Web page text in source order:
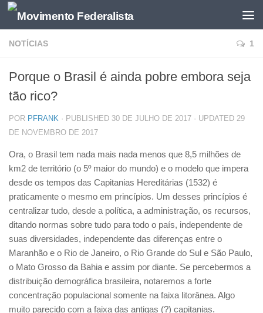
NOTÍCIAS 1
Porque o Brasil é ainda pobre embora seja
tão rico?
POR PFRANK · PUBLISHED 30 DE JULHO DE 2017 · UPDATED 29
DE NOVEMBRO DE 2017
Ora, o Brasil tem nada mais nada menos que 8,5 milhões de
km2 de território (o 5º maior do mundo) e o modelo que impera
desde os tempos das Capitanias Hereditárias (1532) é
praticamente o mesmo em princípios. Um desses princípios é
centralizar tudo, desde a política, a administração, os recursos,
ditando normas sobre tudo para todo o país, independente de
suas diversidades, independente das diferenças entre o
Maranhão e o Rio de Janeiro, o Rio Grande do Sul e São Paulo,
o Mato Grosso da Bahia e assim por diante. Se percebermos a
distribuição demográfica brasileira, notaremos a forte
concentração populacional somente na faixa litorânea. Algo
muito parecido com a faixa das antigas (?) capitanias.